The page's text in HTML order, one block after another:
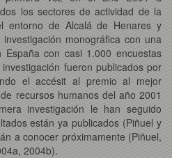
los sectores de actividad de la
entorno de Alcalá de Henares y
monográfica con una
con casi 1.000 encuestas
fueron publicados por
el accésit al premio al mejor
recursos humanos del año 2001
investigación le han seguido
están ya publicados (Piñuel y
a conocer próximamente (Piñuel,
2004b).